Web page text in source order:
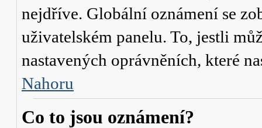
nejdříve. Globální oznámení se
uživatelském panelu. To, jestli
nastavených oprávněních, které
Nahoru
Co to jsou oznámení?